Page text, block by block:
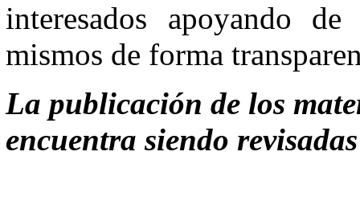
interesados apoyando
mismos de forma
La publicación de los
encuentra siendo